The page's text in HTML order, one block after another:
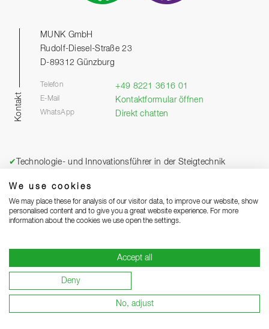
We use cookies
We may place these for analysis of our visitor data, to improve our website, show
personalised content and to give you a great website experience. For more
information about the cookies we use open the settings.
Accept all
Deny
No, adjust
Kontakt
MUNK GmbH
Rudolf-Diesel-Straße 23
D-89312 Günzburg
Telefon +49 8221 3616 01
E-Mail Kontaktformular öffnen
WhatsApp Direkt chatten
✔
Technologie- und Innovationsführer in der Steigtechnik
✔15 Jahre Garantie auf Serienprodukte
98 % der Serienprodukte sofort lieferbar
Komplettes Serviceangebot von Montage bis Wartung
Online-Konfiguratoren für viele Produkte
✔Seminar- und Schulungsangebot
Kundenspezifische Sonderkonstruktionen